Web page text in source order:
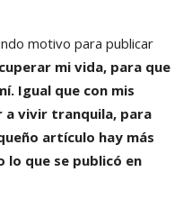
motivo para publicar
mi vida, para que
Igual que con mis
a vivir tranquila, para
artículo hay más
lo que se publicó en